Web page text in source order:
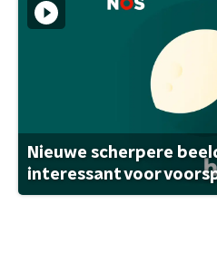
Nieuwe scherpere
interessant voor